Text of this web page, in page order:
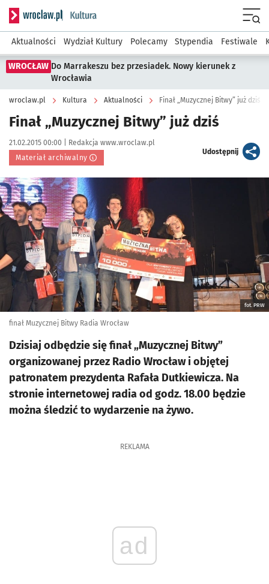
Serwis informacyjny wroclaw.pl podserwis: Kultura
Aktualności Wydział Kultury Polecamy Stypendia Festiwale
WROCŁAW Do Marrakeszu bez przesiadek. Nowy kierunek z
Wrocławia
wroclaw.pl Kultura Aktualności Finał „Muzycznej Bitwy” już dziś
Finał „Muzycznej Bitwy” już dziś
Data publikacji:
21.02.2015 00:00 | Autor:
Redakcja www.wroclaw.pl
Materiał archiwalny
Udostępnijartykuł
Kliknij, aby powiększyć
fot. PRW
finał Muzycznej Bitwy Radia Wrocław
Dzisiaj odbędzie się finał „Muzycznej Bitwy”
organizowanej przez Radio Wrocław i objętej
patronatem prezydenta Rafała Dutkiewicza. Na
stronie internetowej radia od godz. 18.00 będzie
można śledzić to wydarzenie na żywo.
REKLAMA
ad